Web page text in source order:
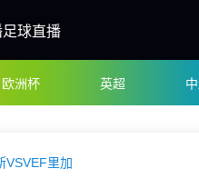
足球直播
欧洲杯 英超
VSVEF里加